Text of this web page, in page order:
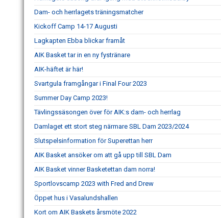
Dam- och herrlagets träningsmatcher
Kickoff Camp 14-17 Augusti
Lagkapten Ebba blickar framåt
AIK Basket tar in en ny fystränare
AIK-häftet är här!
Svartgula framgångar i Final Four 2023
Summer Day Camp 2023!
Tävlingssäsongen över för AIK:s dam- och herrlag
Damlaget ett stort steg närmare SBL Dam 2023/2024
Slutspelsinformation för Superettan herr
AIK Basket ansöker om att gå upp till SBL Dam
AIK Basket vinner Basketettan dam norra!
Sportlovscamp 2023 with Fred and Drew
Öppet hus i Vasalundshallen
Kort om AIK Baskets årsmöte 2022